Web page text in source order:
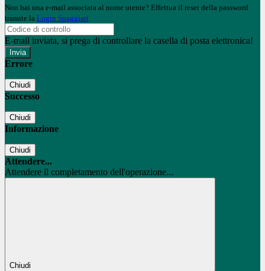
Non hai una e-mail associata al nome utente? Effettua il reset della password
tramite la Login Spaggiari
E-mail inviata, si prega di controllare la casella di posta elettronica!
Errore
Chiudi
Successo
Chiudi
Informazione
Chiudi
Attendere...
Attendere il completamento dell'operazione...
Chiudi